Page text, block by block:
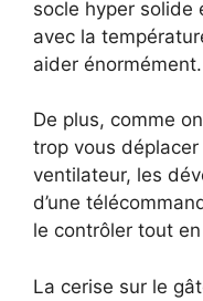
socle hyper solide
avec la
aider énormément.
De plus, comme
trop vous
ventilateur, les
d’une
le contrôler tout
La cerise sur le